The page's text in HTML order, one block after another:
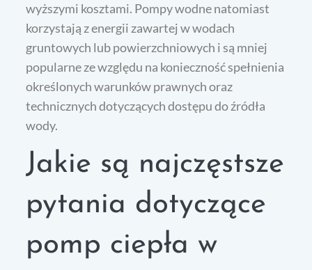
wyższymi kosztami. Pompy wodne natomiast
korzystają z energii zawartej w wodach
gruntowych lub powierzchniowych i są mniej
popularne ze względu na konieczność spełnienia
określonych warunków prawnych oraz
technicznych dotyczących dostępu do źródła
wody.
Jakie są najczęstsze
pytania dotyczące
pomp ciepła w